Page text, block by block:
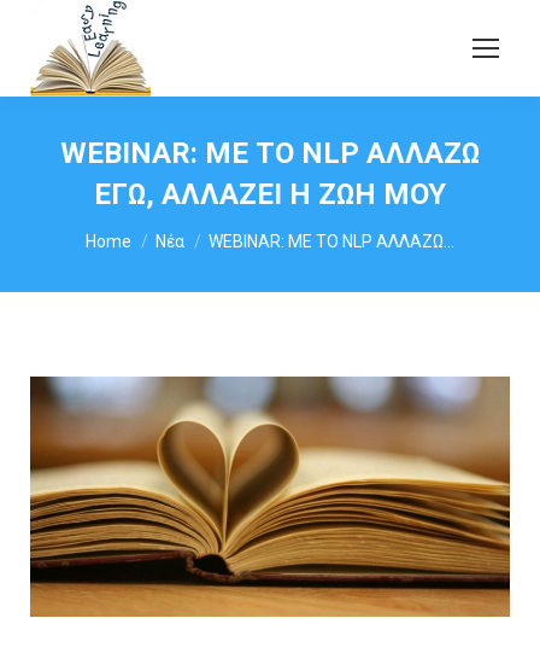
WEBINAR: ΜΕ ΤΟ NLP ΑΛΛΑΖΩ
ΕΓΩ, ΑΛΛΑΖΕΙ Η ΖΩΗ ΜΟΥ
You are here:
Home Νέα WEBINAR: ΜΕ ΤΟ NLP ΑΛΛΑΖΩ…